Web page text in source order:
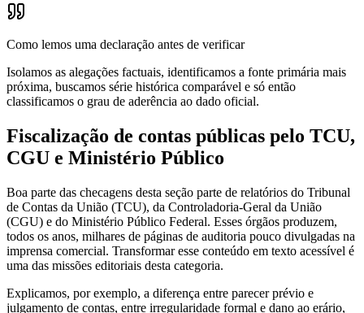
Como lemos uma declaração antes de verificar
Isolamos as alegações factuais, identificamos a fonte primária mais
próxima, buscamos série histórica comparável e só então
classificamos o grau de aderência ao dado oficial.
Fiscalização de contas públicas pelo TCU,
CGU e Ministério Público
Boa parte das checagens desta seção parte de relatórios do Tribunal
de Contas da União (TCU), da Controladoria-Geral da União
(CGU) e do Ministério Público Federal. Esses órgãos produzem,
todos os anos, milhares de páginas de auditoria pouco divulgadas na
imprensa comercial. Transformar esse conteúdo em texto acessível é
uma das missões editoriais desta categoria.
Explicamos, por exemplo, a diferença entre parecer prévio e
julgamento de contas, entre irregularidade formal e dano ao erário,